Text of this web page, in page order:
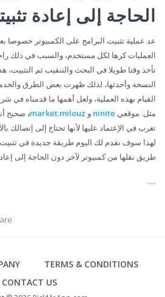
الحاجة إلى إعادة
عد عملية تثبيت البرامج على الكمبيوتر خصوصا
العملياتكرها لكل مستخدم، والسببفي ذلك
تأخذوقتا طويلافي البحثوالتنقيبثم التثبيت،
النسخة وأحدثها، لذلك ظهرت بعض الطرق
القيام بهذه العملية، ولعل أهمها ما قدمناه في
مثل: موقعي ninite و market.milouz، صحيح
تغربفي الإعتماد عليها لأنها تحتاج إلى إتصالك
لهذا سوف نقدم لك اليوم طريقة جديدة في تثبيت
طريق نقلها من كمبيوتر لآخر دون الحاجة إلى
.....
TERMS & CONDITIONS
CONTACT US